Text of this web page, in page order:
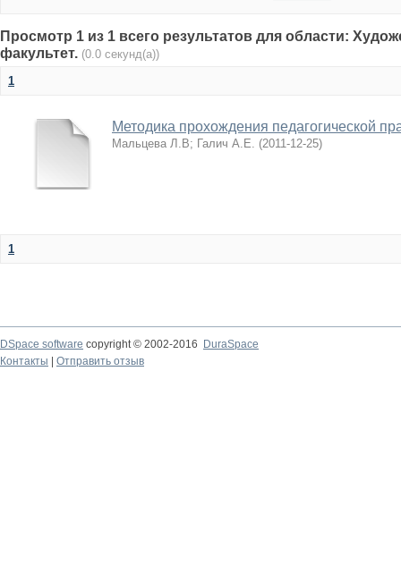
Просмотр 1 из 1 всего результатов для области:
факультет. (0.0 секунд(а))
1
Методика прохождения педагогической
Мальцева Л.В; Галич А.Е. (2011-12-25)
1
DSpace software copyright © 2002-2016
DuraSpace
Контакты
Отправить отзыв